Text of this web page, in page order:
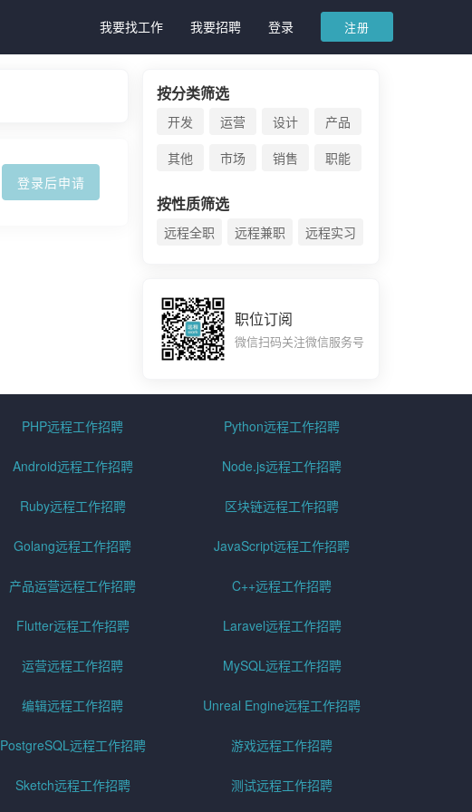
我要找工作 我要招聘 登录 注册
登录后申请
按分类筛选
开发 运营 设计
产品
其他
市场 销售 职能
按性质筛选
远程全职 远程兼职 远程实习
职位订阅
微信扫码关注微信服务号
PHP远程工作招聘 Python远程工作招聘
Android远程工作招聘 Node.js远程工作招聘
Ruby远程工作招聘 区块链远程工作招聘
Golang远程工作招聘 JavaScript远程工作招聘
产品运营远程工作招聘 C++远程工作招聘
Flutter远程工作招聘 Laravel远程工作招聘
运营远程工作招聘 MySQL远程工作招聘
编辑远程工作招聘 Unreal Engine远程工作招聘
PostgreSQL远程工作招聘 游戏远程工作招聘
Sketch远程工作招聘 测试远程工作招聘